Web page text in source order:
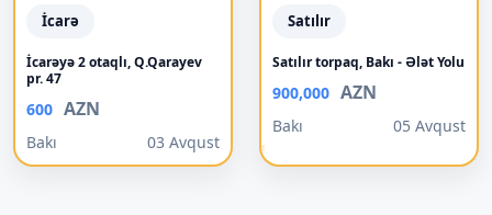
İcarə
İcarəyə 2 otaqlı, Q.Qarayev
pr. 47
600 AZN
Bakı 03 Avqust
Satılır
Satılır torpaq, Bakı - Ələt Yolu
900,000 AZN
Bakı 05 Avqust